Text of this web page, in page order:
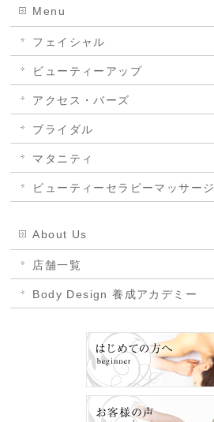
Menu
フェイシャル
ビューティーアップ
アクセス・バーズ
ブライダル
マタニティ
ビューティーセラピーマッサージ
About Us
店舗一覧
Body Design 養成アカデミー